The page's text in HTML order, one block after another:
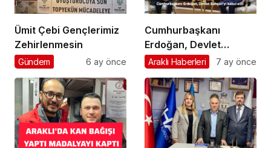
Ümit Çebi Gençlerimiz
Zehirlenmesin
Gündem 6 ay önce
Cumhurbaşkanı
Erdoğan, Devlet
Bahçeli’yi kabul etti
Araklı Haberleri 7 ay önce